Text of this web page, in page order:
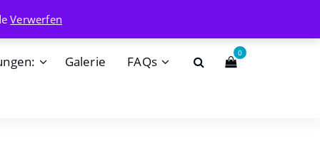
Galerie FAQs
0
Verwerfen